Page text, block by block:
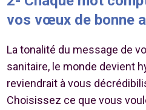
vos vœux de bonne
La tonalité du message de
sanitaire, le monde devient
reviendrait à vous
Choisissez ce que vous